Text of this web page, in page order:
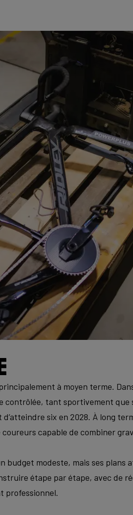
à moyen terme.
contrôlée, tant sportivement
six en 2028. À long
coureurs capable de combiner
budget modeste, mais ses plans
étape par étape, avec de
professionnel.